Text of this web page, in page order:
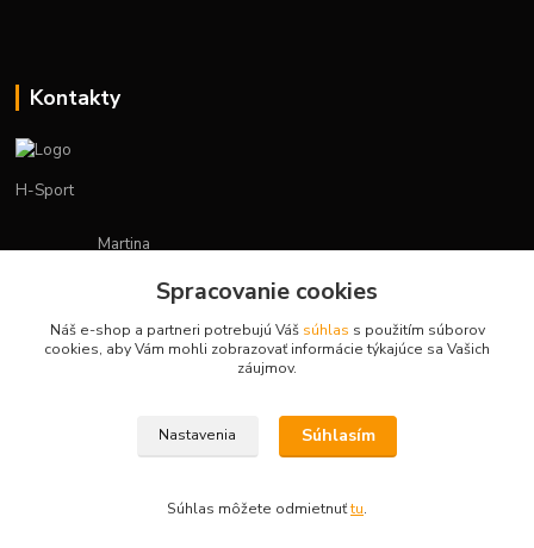
Kontakty
H-Sport
Martina
(Po-Pia, 7-15 hod.)
obchod.hsport@gmail.com
Vytvorené na Eshop-rychlo.sk
Spracovanie cookies
Náš e-shop a partneri potrebujú Váš súhlas s použitím súborov
cookies, aby Vám mohli zobrazovať informácie týkajúce sa Vašich
záujmov.
Nastavenia Súhlasím
Súhlas môžete odmietnuťtu.